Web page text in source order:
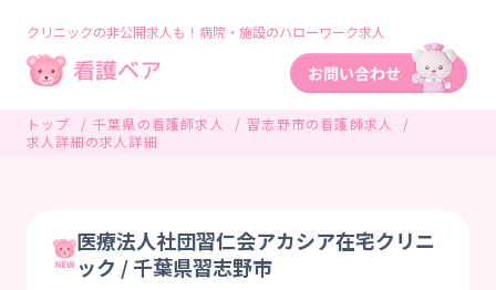
クリニックの非公開求人も！病院・施設のハローワーク求人
トップ 千葉県の看護師求人
習志野市の看護師求人
求人詳細の求人詳細
医療法人社団習仁会アカシア在宅クリニ
ック / 千葉県習志野市